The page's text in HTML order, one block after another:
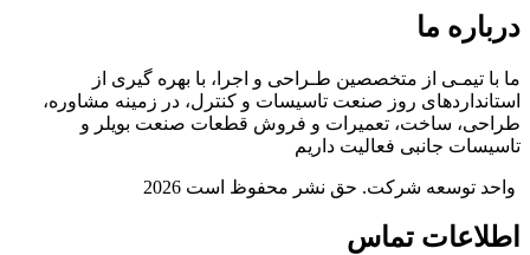
درباره ما
ما با تیمـی از متخصصین طـراحی و اجرا، با بهره گیری از
استانداردهای روز صنعت تاسیسات و کنترل، در زمینه مشاوره،
طراحی، ساخت، تعمیرات و فروش قطعات صنعت بویلر و
تاسیسات جانبی فعالیت داریم
واحد توسعه شرکت. حق نشر محفوظ است 2026
اطلاعات تماس